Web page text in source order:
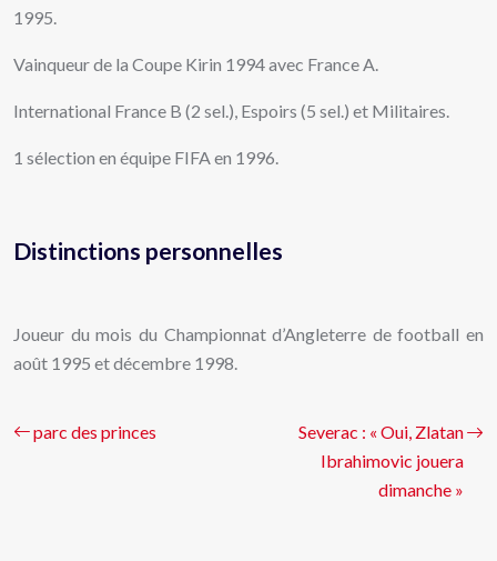
1995.
Vainqueur de la Coupe Kirin 1994 avec France A.
International France B (2 sel.), Espoirs (5 sel.) et Militaires.
1 sélection en équipe FIFA en 1996.
Distinctions personnelles
Joueur du mois du Championnat d’Angleterre de football en
août 1995 et décembre 1998.
parc des princes
Severac : « Oui, Zlatan
Ibrahimovic jouera
dimanche »